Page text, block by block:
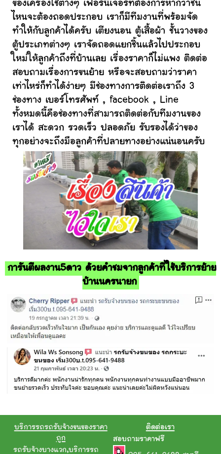
ของเครื่องใช้ต่างๆ เฟอร์นิเจอร์ที่ต้องการหากว่าชิ้น
ไหนจะต้องถอดประกอบ เราก็มีทีมงานที่พร้อมจัด
ทำให้กับลูกค้าได้ครับ เตียงนอน ตู้เสื้อผ้า ชั้นวางของ
ตู้ประเภทต่างๆ เราจัดถอดแยกชิ้นแล้วไปประกอบ
ใหม่ให้ลูกค้าถึงที่บ้านเลย เรื่องราคาก็ไม่แพง ติดต่อ
สอบถามเรื่องการขนย้าย หรือจะสอบถามว่าราคา
เท่าไหร่ก็ทำได้ง่ายๆ มีช่องทางการติดต่อเราถึง 3
ช่องทาง เบอร์โทรศัพท์ , facebook , Line
ทั้งหมดนี้คือช่องทางที่สามารถติดต่อกับทีมงานของ
เราได้ สะดวก รวดเร็ว ปลอดภัย รับรองได้ว่าของ
ทุกอย่างจะถึงมือลูกค้าที่ปลายทางอย่างแน่นอนครับ
การันตีผลงาน5ดาว ด้วยคำชมจากลูกค้าที่ใช้บริการย้าย
บ้านนครนายก
บริการรถรถรับจ้างขนของราคา
ถูก
รถรับจ้างบางแวก,บริการรถ
ติดต่อเรา
สอบถามราคาฟรี